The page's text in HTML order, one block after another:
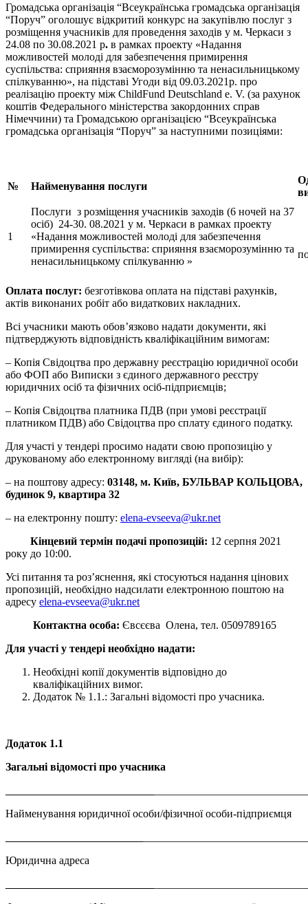
Громадська організація “Всеукраїнська громадська організація
“Поруч” оголошує відкритий конкурс на закупівлю послуг з
розміщення учасників для проведення заходів у м. Черкаси з
24.08 по 30.08.2021 р. в рамках проекту «Надання
можливостей молоді для забезпечення примирення
суспільства: сприяння взаєморозумінню та ненасильницькому
спілкуванню», на підставі Угоди від 09.03.2021р. про
реалізацію проекту між ChildFund Deutschland e. V. (за рахунок
коштів Федерального міністерства закордонних справ
Німеччини) та Громадською організацією “Всеукраїнська
громадська організація “Поруч” за наступними позиціями:
№ Найменування послуги
1
Послуги з розміщення учасників заходів (6 ночей на 37
осіб) 24-30. 08.2021 у м. Черкаси в рамках проекту
«Надання можливостей молоді для забезпечення
примирення суспільства: сприяння взаєморозумінню та
ненасильницькому спілкуванню »
Оплата послуг: безготівкова оплата на підставі рахунків,
актів виконаних робіт або видаткових накладних.
Всі учасники мають обов’язково надати документи, які
підтверджують відповідність кваліфікаційним вимогам:
– Копія Свідоцтва про державну реєстрацію юридичної особи
або ФОП або Виписки з єдиного державного реєстру
юридичних осіб та фізичних осіб-підприємців;
– Копія Свідоцтва платника ПДВ (при умові реєстрації
платником ПДВ) або Свідоцтва про сплату єдиного податку.
Для участі у тендері просимо надати свою пропозицію у
друкованому або електронному вигляді (на вибір):
– на поштову адресу: 03148, м. Київ, БУЛЬВАР КОЛЬЦОВА,
будинок 9, квартира 32
– на електронну пошту: elena-evseeva@ukr.net
Кінцевий термін подачі пропозицій: 12 серпня 2021
року до 10:00.
Усі питання та роз’яснення, які стосуються надання цінових
пропозицій, необхідно надсилати електронною поштою на
адресу elena-evseeva@ukr.net
Контактна особа: Євсєєва Олена, тел. 0509789165
Для участі у тендері необхідно надати:
Необхідні копії документів відповідно до
кваліфікаційних вимог.
Додаток № 1.1.: Загальні відомості про учасника.
Додаток 1.1
Загальні відомості про учасника
Найменування юридичної особи/фізичної особи-підприємця
Юридична адреса